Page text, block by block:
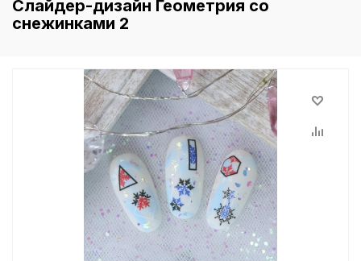
Слайдер-дизайн Геометрия со
снежинками 2